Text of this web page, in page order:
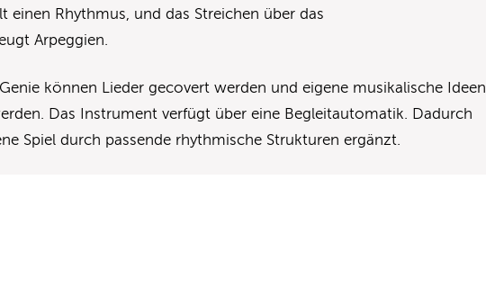
einen Rhythmus, und das Streichen über das
Arpeggien.
können Lieder gecovert werden und eigene musikalische Ideen
Das Instrument verfügt über eine Begleitautomatik. Dadurch
Spiel durch passende rhythmische Strukturen ergänzt.